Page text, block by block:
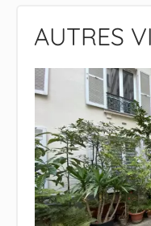
AUTRES